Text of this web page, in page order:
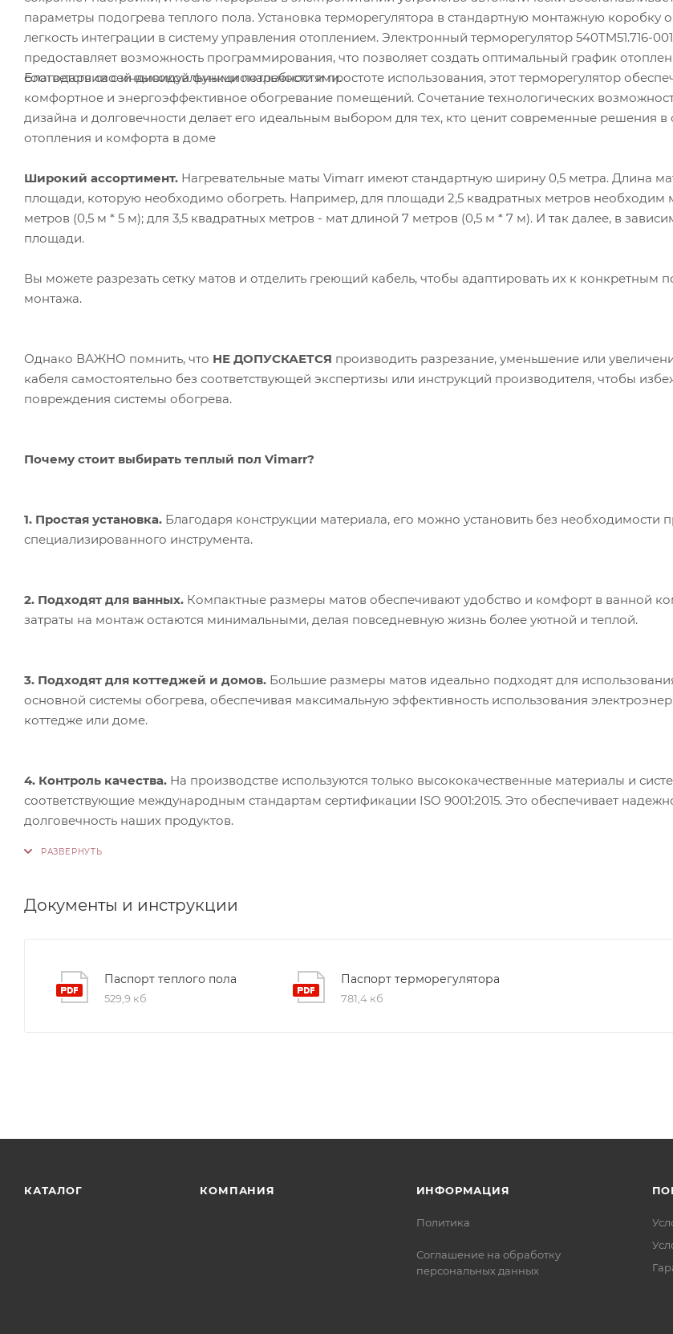
параметры подогрева теплого пола. Установка терморегулятора в стандартную монтажную коробку
легкость интеграции в систему управления отоплением. Электронный терморегулятор 540TM51.716-
предоставляет возможность программирования, что позволяет создать оптимальный график
соответствии с индивидуальными потребностями.
Благодаря своей высокой функциональности и простоте использования, этот терморегулятор
комфортное и энергоэффективное обогревание помещений. Сочетание технологических
дизайна и долговечности делает его идеальным выбором для тех, кто ценит современные решения в
отопления и комфорта в доме
Широкий ассортимент. Нагревательные маты Vimarr имеют стандартную ширину 0,5 метра. Длина
площади, которую необходимо обогреть. Например, для площади 2,5 квадратных метров необходим
метров (0,5 м * 5 м); для 3,5 квадратных метров - мат длиной 7 метров (0,5 м * 7 м). И так далее, в
площади.
Вы можете разрезать сетку матов и отделить греющий кабель, чтобы адаптировать их к конкретным
монтажа.
Однако ВАЖНО помнить, что НЕ ДОПУСКАЕТСЯ производить разрезание, уменьшение или
кабеля самостоятельно без соответствующей экспертизы или инструкций производителя, чтобы
повреждения системы обогрева.
Почему стоит выбирать теплый пол Vimarr?
1. Простая установка. Благодаря конструкции материала, его можно установить без необходимости
специализированного инструмента.
2. Подходят для ванных. Компактные размеры матов обеспечивают удобство и комфорт в ванной
затраты на монтаж остаются минимальными, делая повседневную жизнь более уютной и теплой.
3. Подходят для коттеджей и домов. Большие размеры матов идеально подходят для
основной системы обогрева, обеспечивая максимальную эффективность использования
коттедже или доме.
4. Контроль качества. На производстве используются только высококачественные материалы и
соответствующие международным стандартам сертификации ISO 9001:2015. Это обеспечивает
долговечность наших продуктов.
Документы и инструкции
Паспорт теплого пола
529,9 кб
Паспорт терморегулятора
781,4 кб
КАТАЛОГ КОМПАНИЯ ИНФОРМАЦИЯ
Политика
Соглашение на обработку
персональных данных